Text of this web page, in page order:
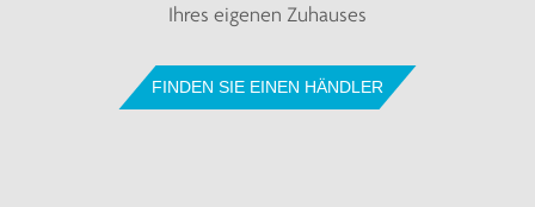
Ihres eigenen Zuhauses
FINDEN SIE EINEN HÄNDLER